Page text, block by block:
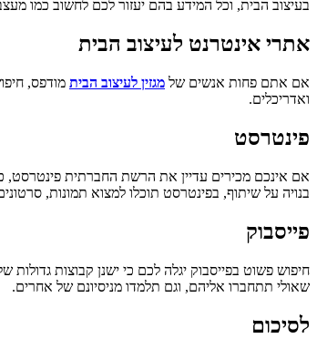
בעיצוב הבית, וכל המידע בהם יעזור לכם לחשוב כמו
אתרי אינטרנט לעיצוב הבית
אם אתם פחות אנשים של מגזין לעיצוב הבית מודפס,
ואדריכלים.
פינטרסט
אם אינכם מכירים עדיין את הרשת החברתית פינטרסט,
בנויה על שיתוף, בפינטרסט תוכלו למצוא תמונות,
פייסבוק
חיפוש פשוט בפייסבוק יגלה לכם כי ישנן קבוצות
שאולי תתחברו אליהם, וגם תלמדו מניסיונם של אחרים.
לסיכום